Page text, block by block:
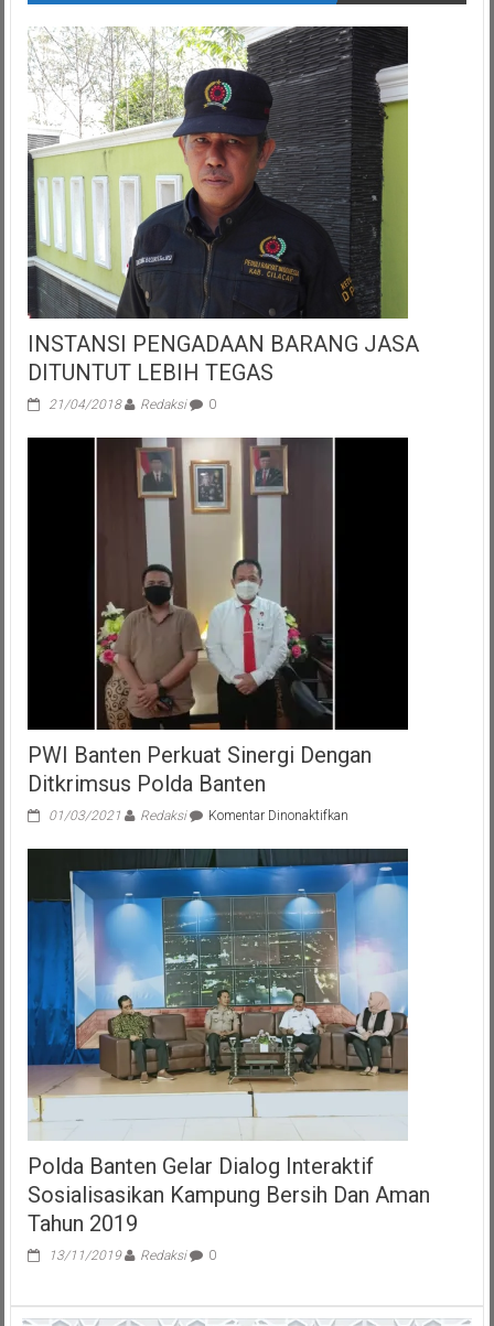
INSTANSI PENGADAAN BARANG JASA
DITUNTUT LEBIH TEGAS
21/04/2018 Redaksi 0
PWI Banten Perkuat Sinergi Dengan
Ditkrimsus Polda Banten
01/03/2021 Redaksi Komentar Dinonaktifkanpada
Perkuat
Sinergi
Ditkrimsus
Polda
Polda Banten Gelar Dialog Interaktif
Sosialisasikan Kampung Bersih Dan Aman
Tahun 2019
13/11/2019 Redaksi 0